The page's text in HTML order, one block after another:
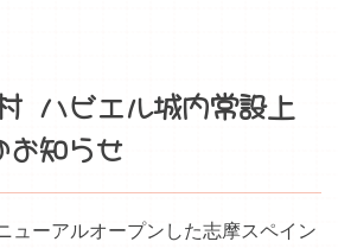
ハビエル城内常設上
知らせ
ューアルオープンした志摩スペイン